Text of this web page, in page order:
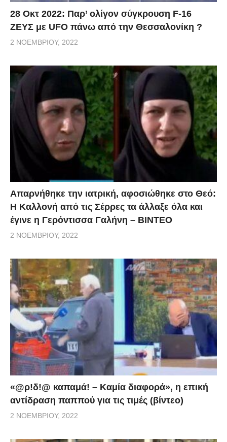
28 Οκτ 2022: Παρ’ ολίγον σύγκρουση F-16
ΖΕΥΣ με UFO πάνω από την Θεσσαλονίκη ?
2 ΝΟΕΜΒΡΊΟΥ, 2022
Απαρνήθηκε την ιατρική, αφοσιώθηκε στο Θεό:
Η Καλλονή από τις Σέρρες τα άλλαξε όλα και
έγινε η Γερόντισσα Γαλήνη – ΒΙΝΤΕΟ
2 ΝΟΕΜΒΡΊΟΥ, 2022
«@ρ!δ!@ καπαμά! – Καμία διαφορά», η επική
αντίδραση παππού για τις τιμές (βίντεο)
2 ΝΟΕΜΒΡΊΟΥ, 2022